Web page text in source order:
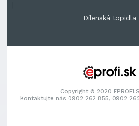
|
Dílenská topidla
Copyright © 2020
Kontaktujte nás 0902 262 855, 0902